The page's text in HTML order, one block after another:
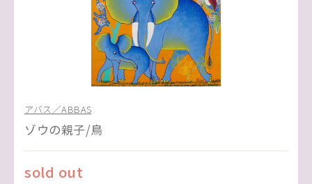
アバス／ABBAS
ゾウの親子/鳥
sold out